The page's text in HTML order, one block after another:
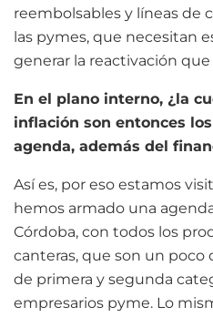
reembolsables y líneas de
las pymes, que necesitan
generar la reactivación
En el plano interno, ¿la
inflación son entonces
agenda, además del
Así es, por eso estamos
hemos armado una
Córdoba, con todos los
canteras, que son un poco
de primera y segunda
empresarios pyme. Lo